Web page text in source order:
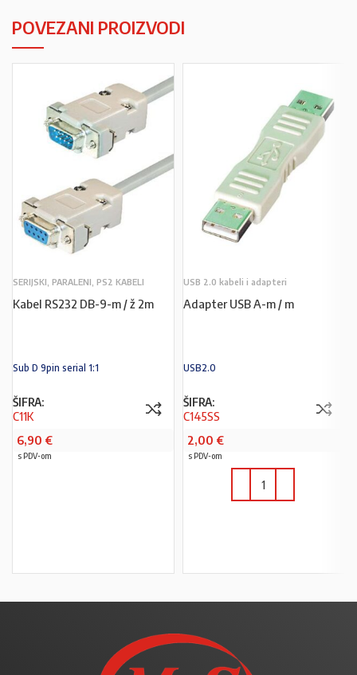
POVEZANI PROIZVODI
SERIJSKI, PARALENI, PS2 KABELI
Kabel RS232 DB-9-m / ž 2m
Sub D 9pin serial 1:1
ŠIFRA:
C11K
6,90 €
s PDV-om
USB 2.0 kabeli i adapteri
Adapter USB A-m / m
USB2.0
ŠIFRA:
C145SS
2,00 €
s PDV-om